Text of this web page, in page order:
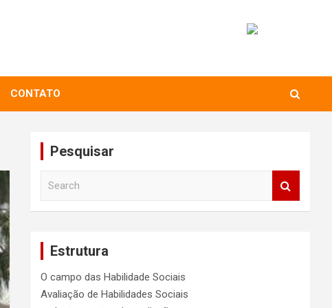
CONTATO
Pesquisar
Estrutura
O campo das Habilidade Sociais
Avaliação de Habilidades Sociais